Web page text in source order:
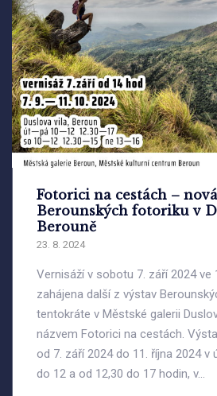
Fotorici na cestách –
Berounských fotoriku v
Berouně
23. 8. 2024
Vernisáží v sobotu 7. září 2024 ve
zahájena další z výstav
tentokráte v Městské galerii
názvem Fotorici na cestách.
od 7. září 2024 do 11. října 2024 v
do 12 a od 12,30 do 17 hodin, v...